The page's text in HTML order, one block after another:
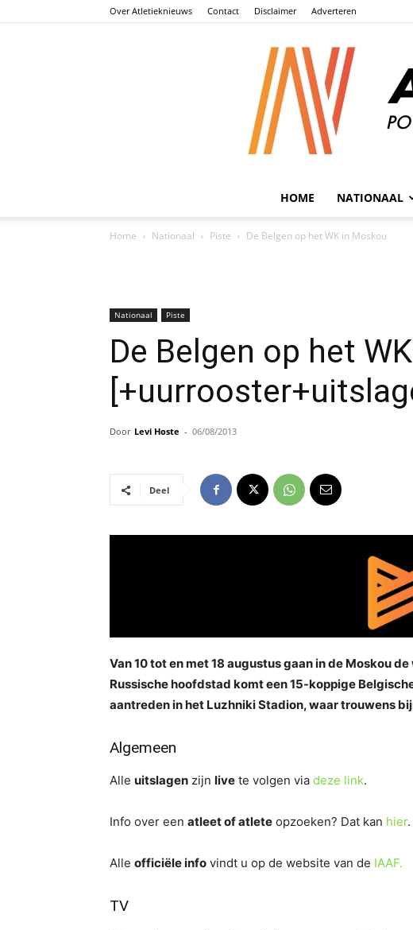
Over Atletieknieuws Contact Disclaimer Adverteren
HOME NATIONAAL
Home Nationaal Piste De Belgen op het WK in Moskou
Nationaal Piste
De Belgen op het
Door Levi Hoste - 06/08/2013
Deel
Van 10 tot en met 18 augustus gaan in de Moskou
Russische hoofdstad komt een 15-koppige
aantreden in het Luzhniki Stadion, waar trouwens
Algemeen
Alle uitslagen zijn live te volgen via deze link.
Info over een atleet of atlete opzoeken? Dat kan hier.
Alle officiële info vindt u op de website van de IAAF.
TV